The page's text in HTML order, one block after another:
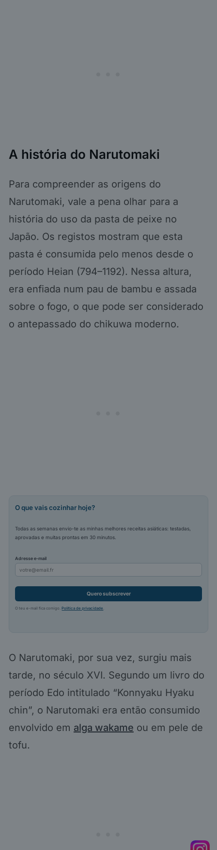
A história do Narutomaki
Para compreender as origens do
Narutomaki, vale a pena olhar para a
história do uso da pasta de peixe no
Japão. Os registos mostram que esta
pasta é consumida pelo menos desde o
período Heian (794–1192). Nessa altura,
era enfiada num pau de bambu e assada
sobre o fogo, o que pode ser considerado
o antepassado do chikuwa moderno.
O que vais cozinhar hoje?
Todas as semanas envio-te as minhas melhores receitas asiáticas: testadas,
aprovadas e muitas prontas em 30 minutos.
Adresse e-mail
Quero subscrever
O teu e-mail fica comigo.Política de privacidade .
O Narutomaki, por sua vez, surgiu mais
tarde, no século XVI. Segundo um livro do
período Edo intitulado “Konnyaku Hyaku
chin”, o Narutomaki era então consumido
envolvido em alga wakame ou em pele de
tofu.